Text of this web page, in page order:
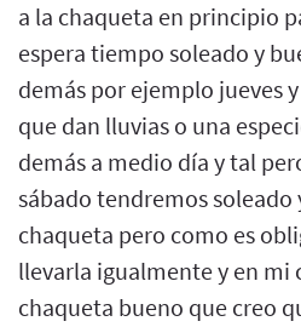
a la chaqueta en principio
espera tiempo soleado y
demás por ejemplo jueves
que dan lluvias o una
demás a medio día y tal
sábado tendremos soleado
chaqueta pero como es
llevarla igualmente y en mi
chaqueta bueno que creo